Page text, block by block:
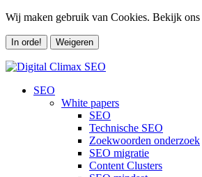
Wij maken gebruik van Cookies. Bekijk ons
In orde! Weigeren
SEO
White papers
SEO
Technische SEO
Zoekwoorden onderzoek
SEO migratie
Content Clusters